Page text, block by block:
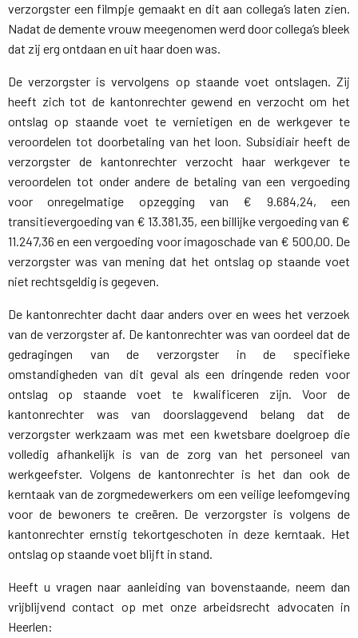
verzorgster een filmpje gemaakt en dit aan collega’s laten zien.
Nadat de demente vrouw meegenomen werd door collega’s bleek
dat zij erg ontdaan en uit haar doen was.
De verzorgster is vervolgens op staande voet ontslagen. Zij
heeft zich tot de kantonrechter gewend en verzocht om het
ontslag op staande voet te vernietigen en de werkgever te
veroordelen tot doorbetaling van het loon. Subsidiair heeft de
verzorgster de kantonrechter verzocht haar werkgever te
veroordelen tot onder andere de betaling van een vergoeding
voor onregelmatige opzegging van € 9.684,24, een
transitievergoeding van € 13.381,35, een billijke vergoeding van €
11.247,36 en een vergoeding voor imagoschade van € 500,00. De
verzorgster was van mening dat het ontslag op staande voet
niet rechtsgeldig is gegeven.
De kantonrechter dacht daar anders over en wees het verzoek
van de verzorgster af. De kantonrechter was van oordeel dat de
gedragingen van de verzorgster in de specifieke
omstandigheden van dit geval als een dringende reden voor
ontslag op staande voet te kwalificeren zijn. Voor de
kantonrechter was van doorslaggevend belang dat de
verzorgster werkzaam was met een kwetsbare doelgroep die
volledig afhankelijk is van de zorg van het personeel van
werkgeefster. Volgens de kantonrechter is het dan ook de
kerntaak van de zorgmedewerkers om een veilige leefomgeving
voor de bewoners te creëren. De verzorgster is volgens de
kantonrechter ernstig tekortgeschoten in deze kerntaak. Het
ontslag op staande voet blijft in stand.
Heeft u vragen naar aanleiding van bovenstaande, neem dan
vrijblijvend contact op met onze arbeidsrecht advocaten in
Heerlen: